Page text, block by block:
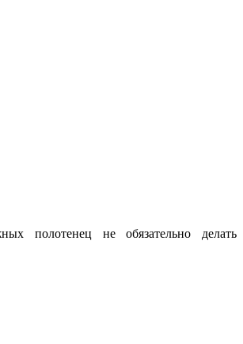
полотенец не обязательно делать